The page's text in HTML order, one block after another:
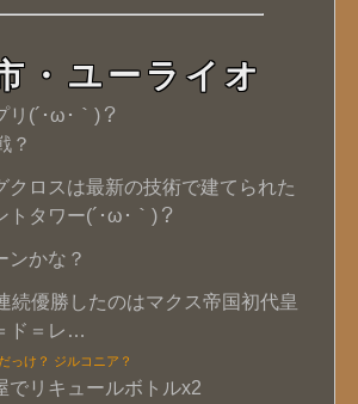
・ユーライオ
リ(´･ω･｀)？
？
クロスは最新の技術で建てられた
トタワー(´･ω･｀)？
ンかな？
続優勝したのはマクス帝国初代皇
ド＝レ…
っけ？ ジルコニア？
でリキュールボトルx2